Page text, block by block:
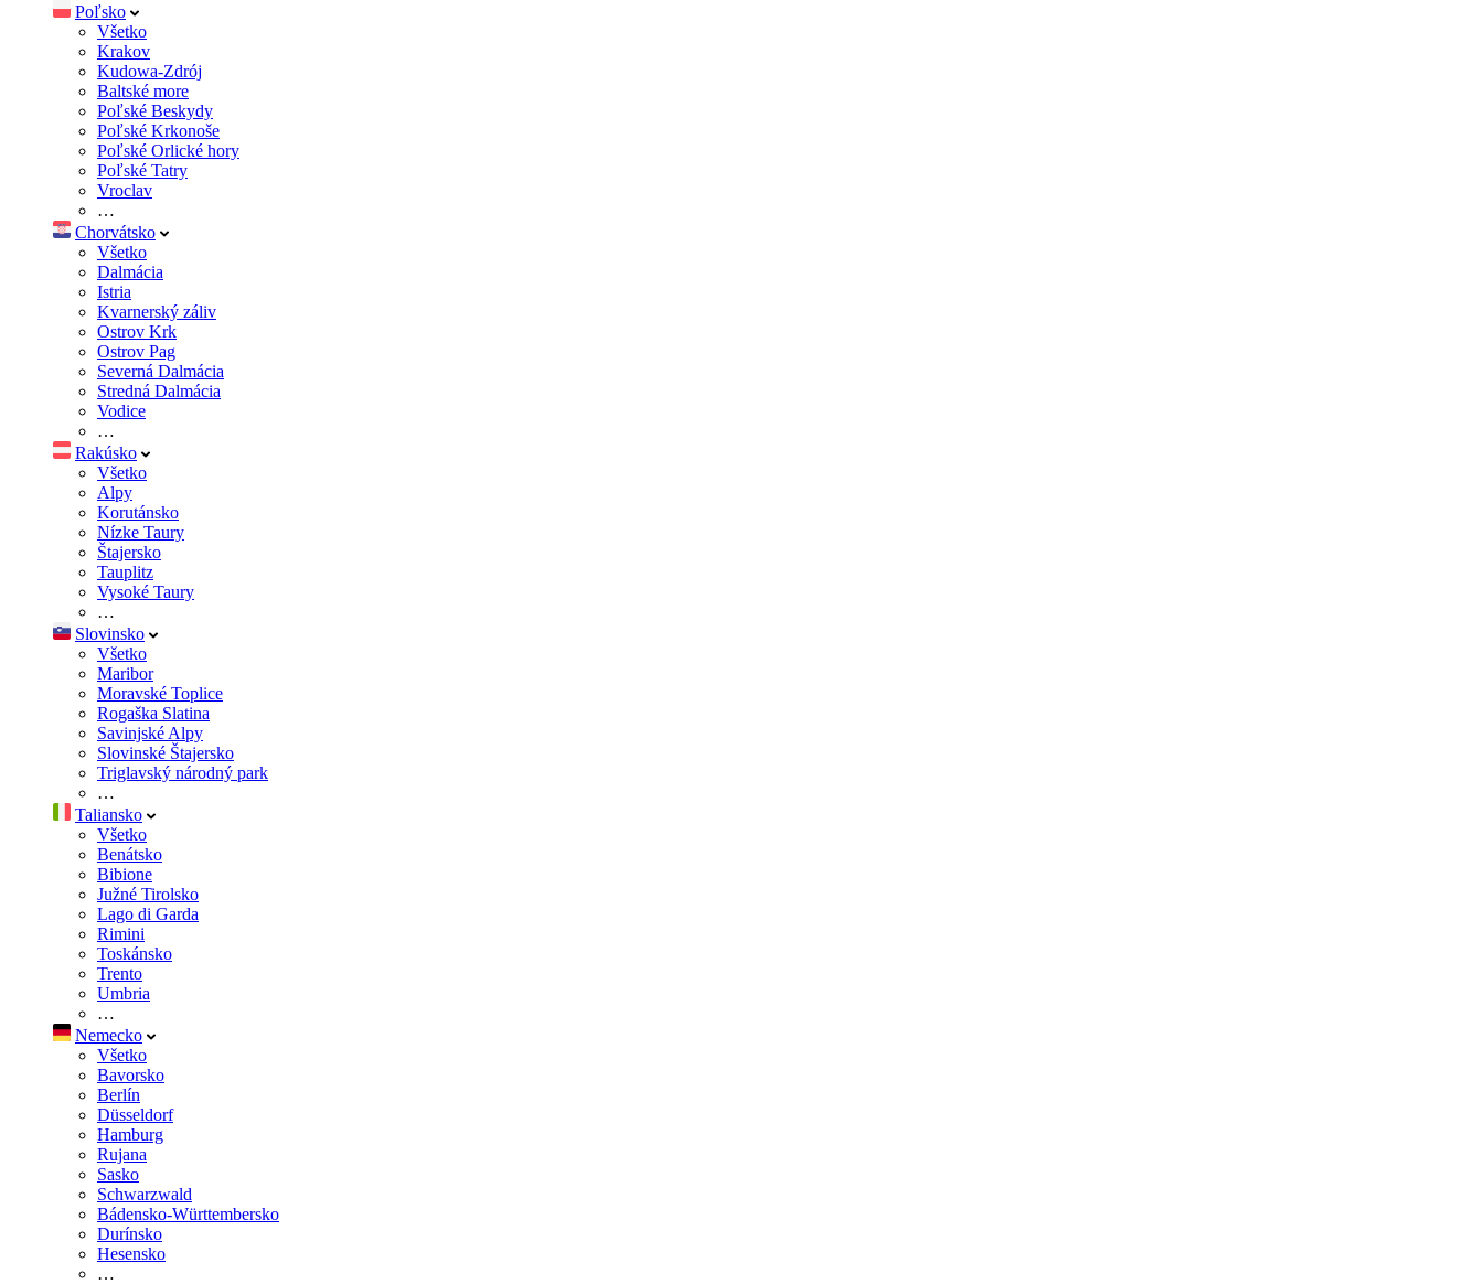
Poľsko
Všetko
Krakov
Kudowa-Zdrój
Baltské more
Poľské Beskydy
Poľské Krkonoše
Poľské Orlické hory
Poľské Tatry
Vroclav
…
Chorvátsko
Všetko
Dalmácia
Istria
Kvarnerský záliv
Ostrov Krk
Ostrov Pag
Severná Dalmácia
Stredná Dalmácia
Vodice
…
Rakúsko
Všetko
Alpy
Korutánsko
Nízke Taury
Štajersko
Tauplitz
Vysoké Taury
…
Slovinsko
Všetko
Maribor
Moravské Toplice
Rogaška Slatina
Savinjské Alpy
Slovinské Štajersko
Triglavský národný park
…
Taliansko
Všetko
Benátsko
Bibione
Južné Tirolsko
Lago di Garda
Rimini
Toskánsko
Trento
Umbria
…
Nemecko
Všetko
Bavorsko
Berlín
Düsseldorf
Hamburg
Rujana
Sasko
Schwarzwald
Bádensko-Württembersko
Durínsko
Hesensko
…